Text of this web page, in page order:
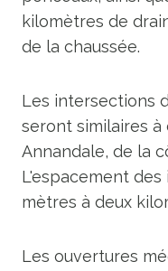
kilomètres de
de la chaussée.
Les intersections
seront similaires à
Annandale, de la
L'espacement
mètres à deux
Les ouvertures